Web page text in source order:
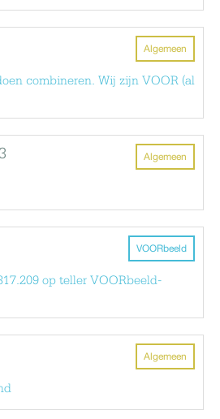
Algemeen
combineren. Wij zijn VOOR (al
Algemeen
VOORbeeld
op teller VOORbeeld-
Algemeen